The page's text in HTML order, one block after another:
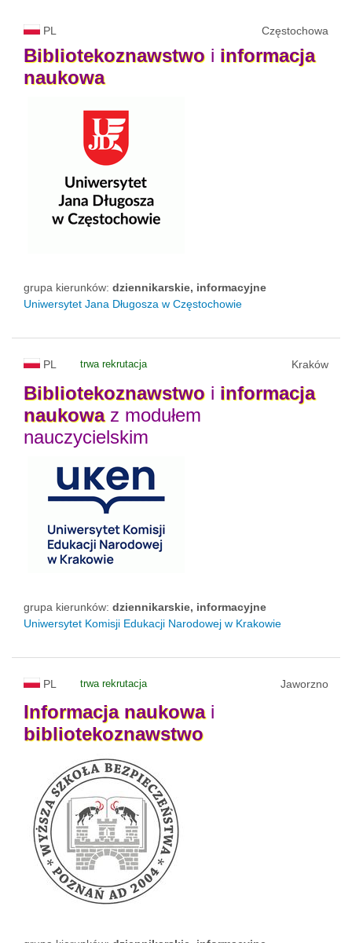
PL Częstochowa
Bibliotekoznawstwo i informacja
naukowa
grupa kierunków: dziennikarskie, informacyjne
Uniwersytet Jana Długosza w Częstochowie
PL trwa rekrutacja Kraków
Bibliotekoznawstwo i informacja
naukowaz modułem
nauczycielskim
grupa kierunków: dziennikarskie, informacyjne
Uniwersytet Komisji Edukacji Narodowej w Krakowie
PL trwa rekrutacja Jaworzno
Informacja naukowai
bibliotekoznawstwo